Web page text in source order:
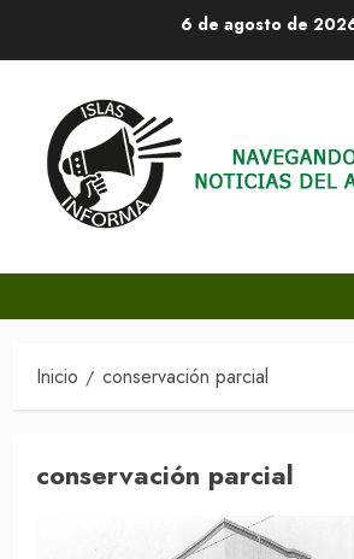
6 de agosto de
Inicio conservación parcial
conservación parcial